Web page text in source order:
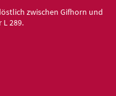
zwischen Gifhorn und
L 289.